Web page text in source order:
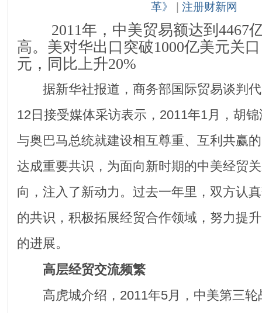
革》
注册财新网
2011年，中美贸易额达到4467
高。美对华出口突破1000亿美元关
元，同比上升20%
据新华社报道，商务部国际贸易谈判代
12日接受媒体采访表示，2011年1月，胡
与奥巴马总统就建设相互尊重、互利共赢
达成重要共识，为面向新时期的中美经贸
向，注入了新动力。过去一年里，双方认
的共识，积极拓展经贸合作领域，努力提
的进展。
高层经贸交流频繁
高虎城介绍，2011年5月，中美第三轮